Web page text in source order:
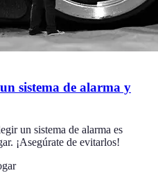
sistema de alarma y
un sistema de alarma es
¡Asegúrate de evitarlos!